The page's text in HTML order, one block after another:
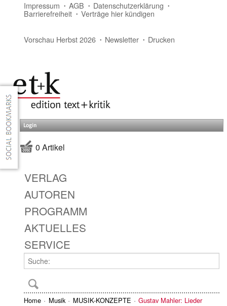
Impressum AGB Datenschutzerklärung
Barrierefreiheit Verträge hier kündigen
Vorschau Herbst 2026 Newsletter Drucken
Login
0 Artikel
VERLAG
AUTOREN
PROGRAMM
AKTUELLES
SERVICE
Home Musik MUSIK-KONZEPTE Gustav Mahler: Lieder